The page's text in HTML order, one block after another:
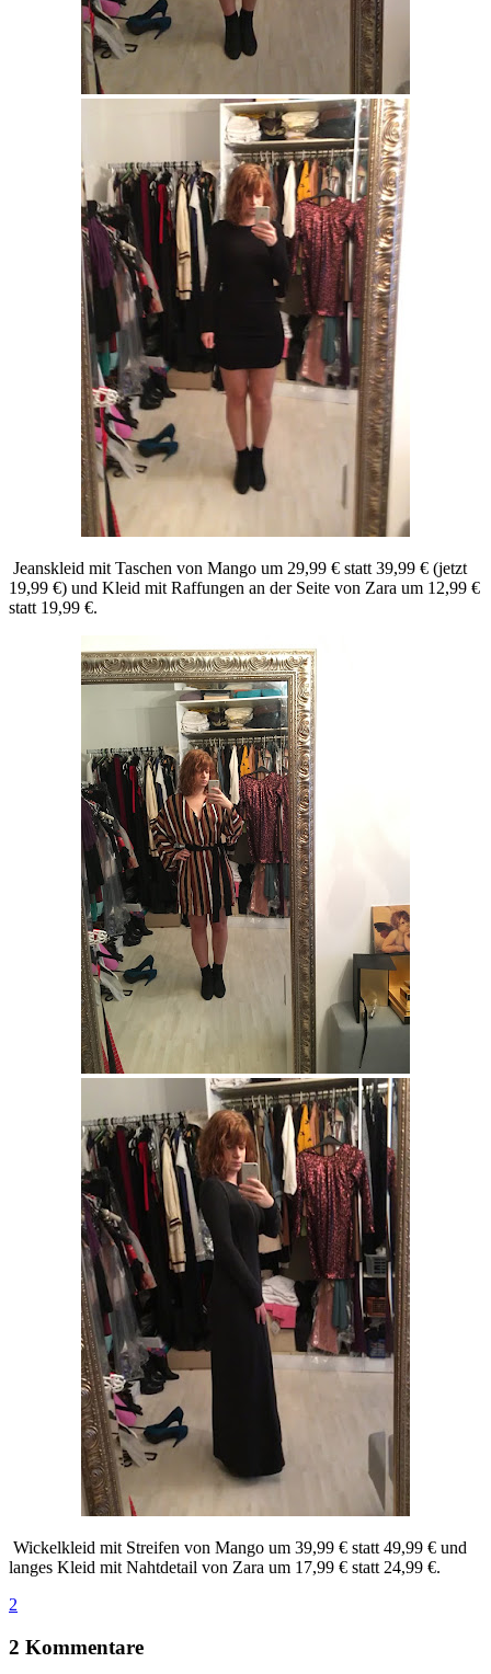
Jeanskleid mit Taschen von Mango um 29,99 € statt 39,99 € (jetzt
19,99 €) und Kleid mit Raffungen an der Seite von Zara um 12,99 €
statt 19,99 €.
Wickelkleid mit Streifen von Mango um 39,99 € statt 49,99 € und
langes Kleid mit Nahtdetail von Zara um 17,99 € statt 24,99 €.
2
2 Kommentare